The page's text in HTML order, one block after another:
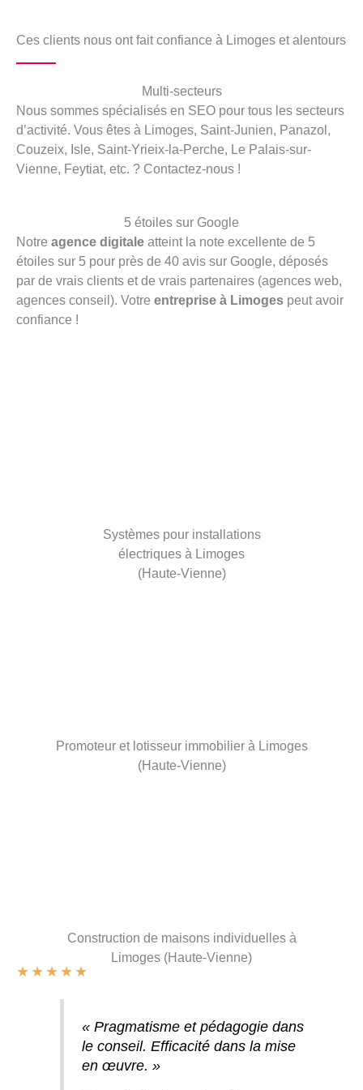
Ces clients nous ont fait confiance à Limoges et alentours
Multi-secteurs
Nous sommes spécialisés en SEO pour tous les secteurs
d’activité. Vous êtes à Limoges, Saint-Junien, Panazol,
Couzeix, Isle, Saint-Yrieix-la-Perche, Le Palais-sur-
Vienne, Feytiat, etc. ? Contactez-nous !
5 étoiles sur Google
Notre agence digitale atteint la note excellente de 5
étoiles sur 5 pour près de 40 avis sur Google, déposés
par de vrais clients et de vrais partenaires (agences web,
agences conseil). Votre entreprise à Limoges peut avoir
confiance !
Systèmes pour installations
électriques à Limoges
(Haute-Vienne)
Promoteur et lotisseur immobilier à Limoges
(Haute-Vienne)
Construction de maisons individuelles à
Limoges (Haute-Vienne)
★ ★ ★ ★ ★
« Pragmatisme et pédagogie dans
le conseil. Efficacité dans la mise
en œuvre. »